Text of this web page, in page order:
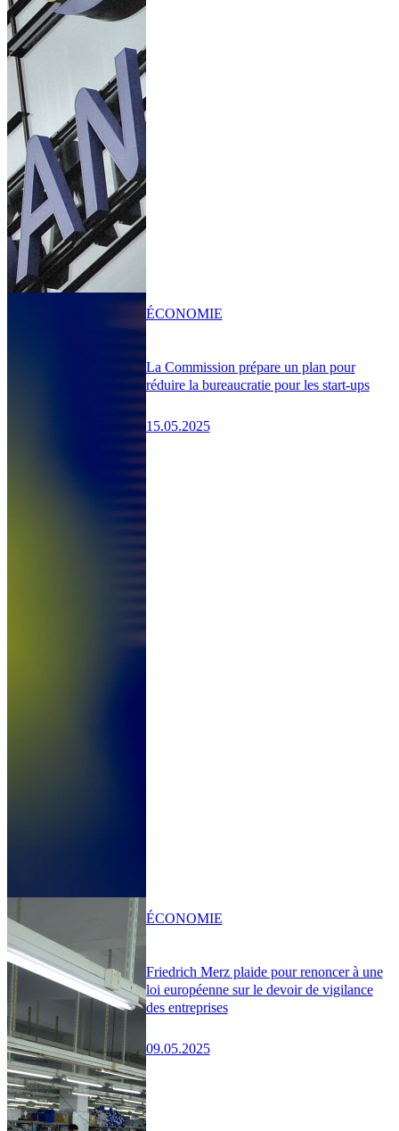
La Commission prépare un plan pour
réduire la bureaucratie pour les start-ups
15.05.2025
ÉCONOMIE
Friedrich Merz plaide pour renoncer à une
loi européenne sur le devoir de vigilance
des entreprises
09.05.2025
ÉCONOMIE